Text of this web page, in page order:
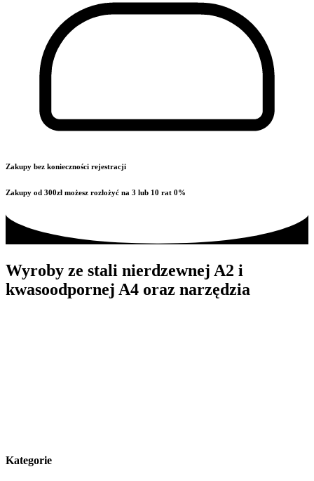
Zakupy bez konieczności rejestracji
Zakupy od 300zł możesz rozłożyć na 3 lub 10 rat 0%
Wyroby ze stali nierdzewnej A2 i
kwasoodpornej A4 oraz narzędzia
Kategorie